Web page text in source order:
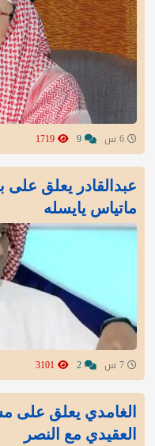
عبدالقادر يعلق على
ماتياس يايسله
الغامدي يعلق على
العقيدي مع النصر